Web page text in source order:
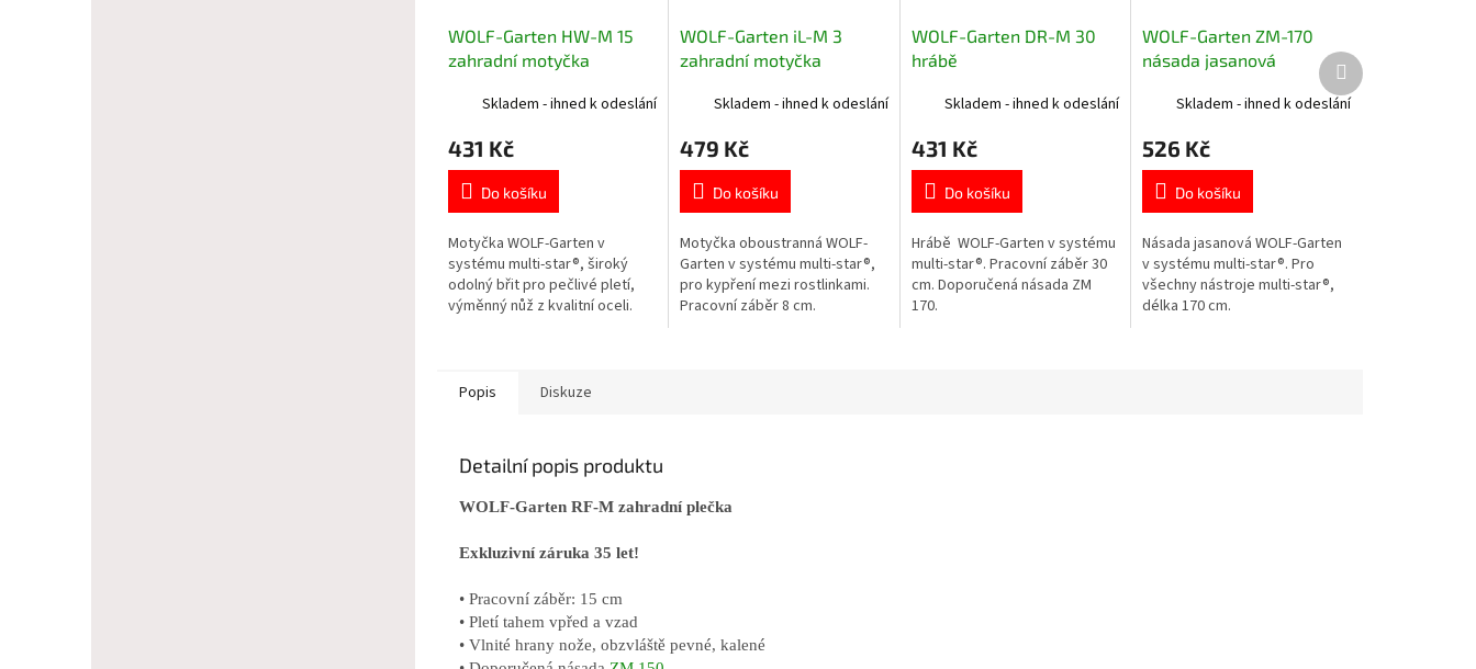
WOLF-Garten HW-M 15
zahradní motyčka
Skladem - ihned k odeslání
431 Kč
Do košíku
Motyčka WOLF-Garten v
systému multi-star®, široký
odolný břit pro pečlivé pletí,
výměnný nůž z kvalitní oceli.
WOLF-Garten iL-M 3
zahradní motyčka
Skladem - ihned k odeslání
479 Kč
Do košíku
Motyčka oboustranná WOLF-
Garten v systému multi-star®,
pro kypření mezi rostlinkami.
Pracovní záběr 8 cm.
WOLF-Garten DR-M 30
hrábě
Skladem - ihned k odeslání
431 Kč
Do košíku
Hrábě WOLF-Garten v systému
multi-star®. Pracovní záběr 30
cm. Doporučená násada ZM
170.
WOLF-Garten ZM-170
násada jasanová
Skladem - ihned k odeslání
526 Kč
Do košíku
Násada jasanová WOLF-Garten
v systému multi-star®. Pro
všechny nástroje multi-star®,
délka 170 cm.
Další
produkt
Popis Diskuze
Detailní popis produktu
WOLF-Garten RF-M zahradní plečka
Exkluzivní záruka 35 let!
• Pracovní záběr: 15 cm
• Pletí tahem vpřed a vzad
• Vlnité hrany nože, obzvláště pevné, kalené